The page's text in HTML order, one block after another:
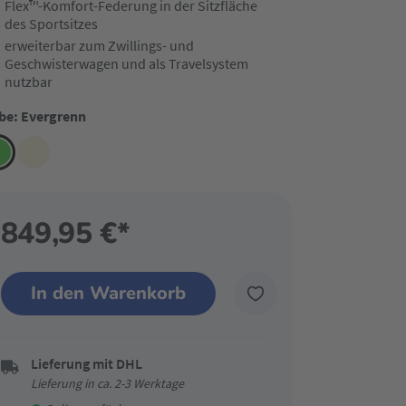
Flex™-Komfort-Federung in der Sitzfläche
des Sportsitzes
erweiterbar zum Zwillings- und
Geschwisterwagen und als Travelsystem
nutzbar
Evergrenn
849,95 €*
In den Warenkorb
Lieferung mit DHL
Lieferung in ca. 2-3 Werktage